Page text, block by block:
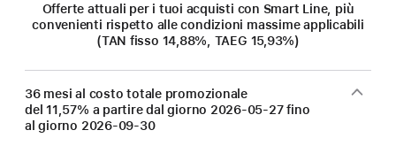
Offerte attuali per i tuoi acquisti con Smart Line, più
convenienti rispetto alle condizioni massime applicabili
(TAN fisso 14,88%, TAEG 15,93%)
36 mesi al costo totale promozionale
del 11,57% a partire dal giorno 2026-05-27fino
al giorno 2026-09-30